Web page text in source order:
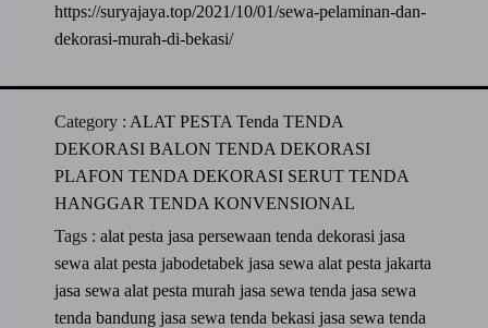
https://suryajaya.top/2021/10/01/sewa-pelaminan-dan-
dekorasi-murah-di-bekasi/
Category : ALAT PESTATendaTENDA
DEKORASI BALONTENDA DEKORASI
PLAFONTENDA DEKORASI SERUTTENDA
HANGGARTENDA KONVENSIONAL
Tags : alat pestajasa persewaan tenda dekorasijasa
sewa alat pesta jabodetabekjasa sewa alat pesta jakarta
jasa sewa alat pesta murahjasa sewa tendajasa sewa
tenda bandungjasa sewa tenda bekasijasa sewa tenda